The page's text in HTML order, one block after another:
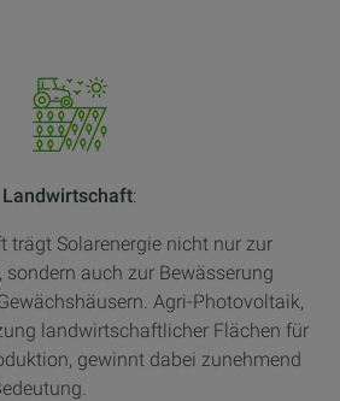
Landwirtschaft:
trägt Solarenergie nicht nur zur
sondern auch zur Bewässerung
Agri-Photovoltaik,
landwirtschaftlicher Flächen für
gewinnt dabei zunehmend